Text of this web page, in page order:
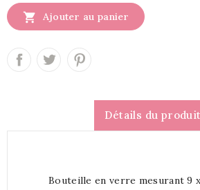
 Ajouter au panier
Détails du produit
Bouteille en verre mesurant 9